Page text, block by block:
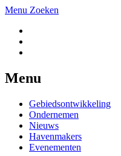
Menu Zoeken
Menu
Gebiedsontwikkeling
Ondernemen
Nieuws
Havenmakers
Evenementen